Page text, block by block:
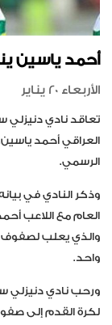
أحمد ياسين
الأربعاء 20 يناير
تعاقد نادي دنيزلي
العراقي أحمد
الرسمي.
وذكر النادي في
والذي يعلب لصفوف
واحد.
ورحب نادي دنيزلي
لكرة القدم إلى